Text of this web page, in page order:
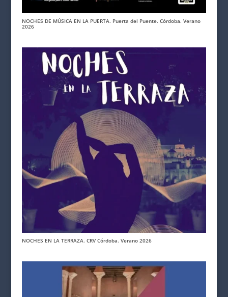
NOCHES DE MÚSICA EN LA PUERTA. Puerta del Puente. Córdoba. Verano
2026
NOCHES EN LA TERRAZA. CRV Córdoba. Verano 2026